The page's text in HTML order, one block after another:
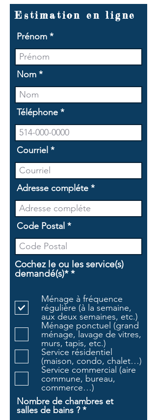
Estimation en ligne
Prénom
Nom
Téléphone
Courriel
Adresse compléte
Code Postal
Cochez le ou les service(s)
demandé(s)* *O
g
a
t
o
i
r
e
Ménage à fréquence
régulière (à la semaine,
aux deux semaines, etc.)
Ménage ponctuel (grand
ménage, lavage de vitres,
murs, tapis, etc.)
Service résidentiel
(maison, condo, chalet…)
Service commercial (aire
commune, bureau,
commerce…)
Nombre de chambres et
salles de bains ?